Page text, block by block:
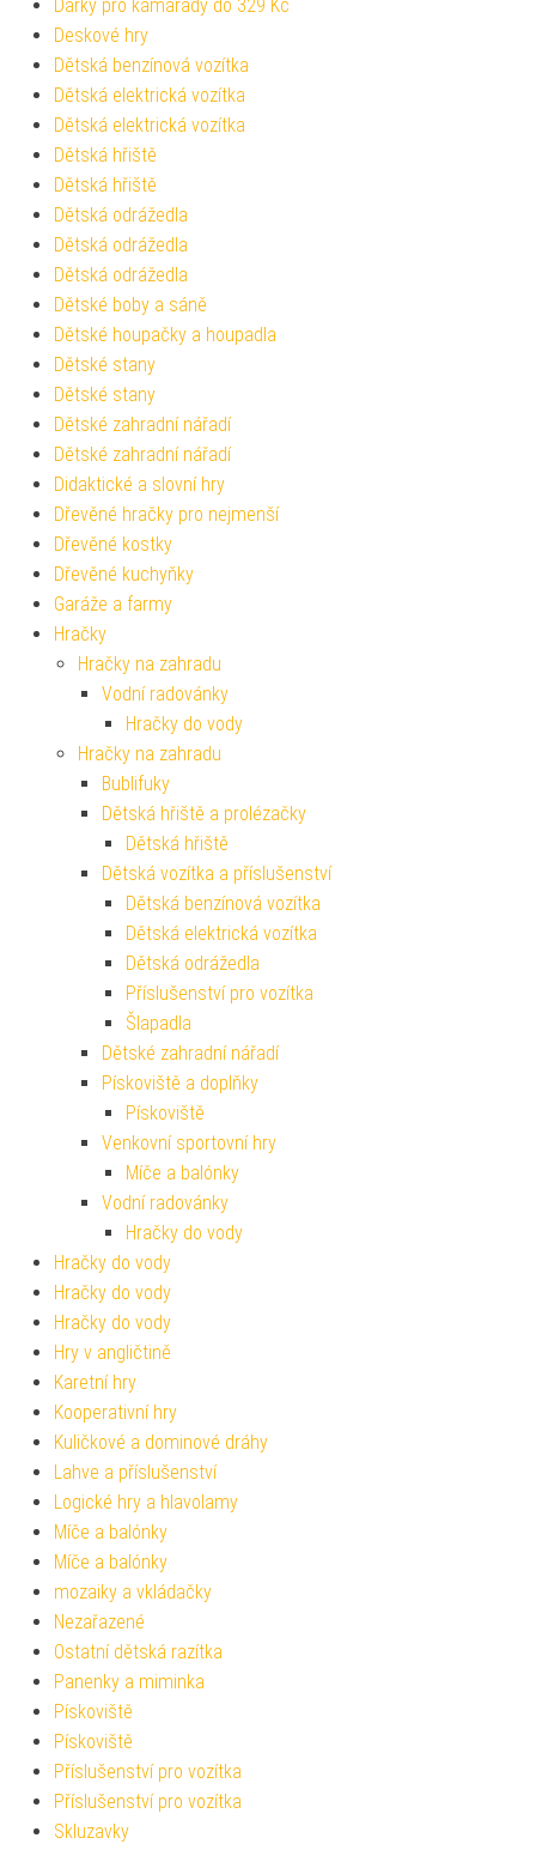
Dárky pro kamarády do 329 Kč
Deskové hry
Dětská benzínová vozítka
Dětská elektrická vozítka
Dětská elektrická vozítka
Dětská hřiště
Dětská hřiště
Dětská odrážedla
Dětská odrážedla
Dětská odrážedla
Dětské boby a sáně
Dětské houpačky a houpadla
Dětské stany
Dětské stany
Dětské zahradní nářadí
Dětské zahradní nářadí
Didaktické a slovní hry
Dřevěné hračky pro nejmenší
Dřevěné kostky
Dřevěné kuchyňky
Garáže a farmy
Hračky
Hračky na zahradu
Vodní radovánky
Hračky do vody
Hračky na zahradu
Bublifuky
Dětská hřiště a prolézačky
Dětská hřiště
Dětská vozítka a příslušenství
Dětská benzínová vozítka
Dětská elektrická vozítka
Dětská odrážedla
Příslušenství pro vozítka
Šlapadla
Dětské zahradní nářadí
Pískoviště a doplňky
Pískoviště
Venkovní sportovní hry
Míče a balónky
Vodní radovánky
Hračky do vody
Hračky do vody
Hračky do vody
Hračky do vody
Hry v angličtině
Karetní hry
Kooperativní hry
Kuličkové a dominové dráhy
Lahve a příslušenství
Logické hry a hlavolamy
Míče a balónky
Míče a balónky
mozaiky a vkládačky
Nezařazené
Ostatní dětská razítka
Panenky a miminka
Pískoviště
Pískoviště
Příslušenství pro vozítka
Příslušenství pro vozítka
Skluzavky